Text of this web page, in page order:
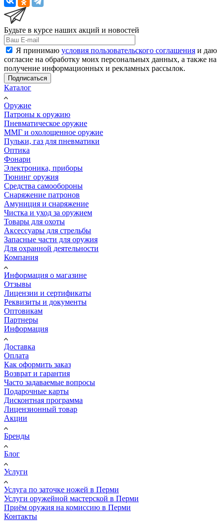
Будьте в курсе наших акций и новостей
Я принимаю условия пользовательского соглашения и даю
согласие на обработку моих персональных данных, а также на
получение информационных и рекламных рассылок.
Подписаться
Каталог
Оружие
Патроны к оружию
Пневматическое оружие
ММГ и охолощенное оружие
Пульки, газ для пневматики
Оптика
Фонари
Электроника, приборы
Тюнинг оружия
Средства самообороны
Снаряжение патронов
Амуниция и снаряжение
Чистка и уход за оружием
Товары для охоты
Аксессуары для стрельбы
Запасные части для оружия
Для охранной деятельности
Компания
Информация о магазине
Отзывы
Лицензии и сертификаты
Реквизиты и документы
Оптовикам
Партнеры
Информация
Доставка
Оплата
Как оформить заказ
Возврат и гарантия
Часто задаваемые вопросы
Подарочные карты
Дисконтная программа
Лицензионный товар
Акции
Бренды
Блог
Услуги
Услуга по заточке ножей в Перми
Услуги оружейной мастерской в Перми
Приём оружия на комиссию в Перми
Контакты